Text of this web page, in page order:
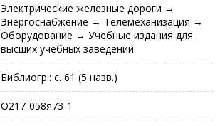
Электрические железные дороги →
Энергоснабжение → Телемеханизация →
Оборудование → Учебные издания для
высших учебных заведений
Библиогр.: с. 61 (5 назв.)
О217-058я73-1